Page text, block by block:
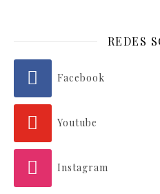
REDES
Facebook
Youtube
Instagram